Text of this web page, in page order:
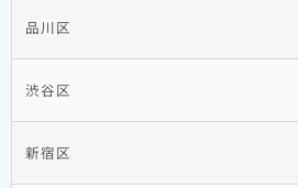
品川区
渋谷区
新宿区